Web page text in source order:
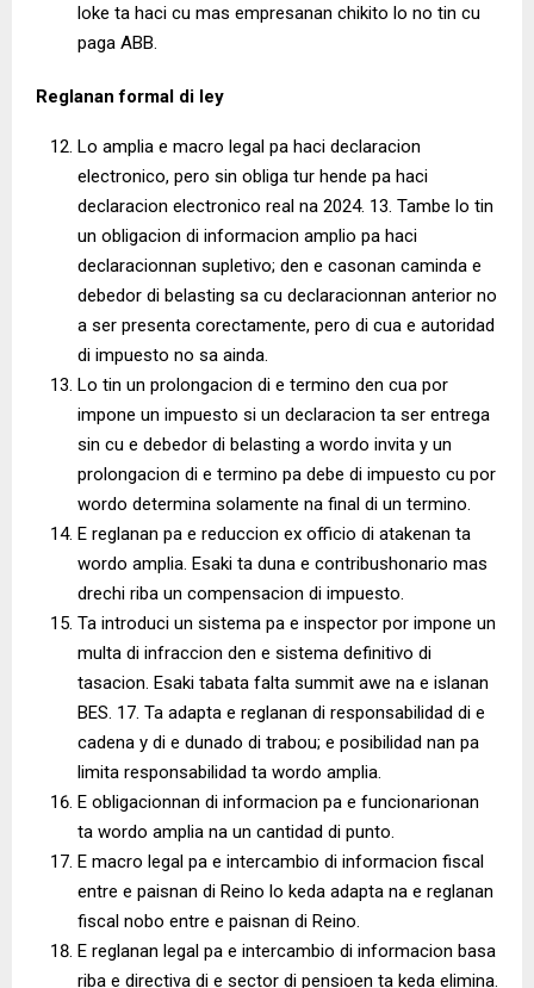
loke ta haci cu mas empresanan chikito lo no tin cu
paga ABB.
Reglanan formal di ley
Lo amplia e macro legal pa haci declaracion
electronico, pero sin obliga tur hende pa haci
declaracion electronico real na 2024. 13. Tambe lo tin
un obligacion di informacion amplio pa haci
declaracionnan supletivo; den e casonan caminda e
debedor di belasting sa cu declaracionnan anterior no
a ser presenta corectamente, pero di cua e autoridad
di impuesto no sa ainda.
Lo tin un prolongacion di e termino den cua por
impone un impuesto si un declaracion ta ser entrega
sin cu e debedor di belasting a wordo invita y un
prolongacion di e termino pa debe di impuesto cu por
wordo determina solamente na final di un termino.
E reglanan pa e reduccion ex officio di atakenan ta
wordo amplia. Esaki ta duna e contribushonario mas
drechi riba un compensacion di impuesto.
Ta introduci un sistema pa e inspector por impone un
multa di infraccion den e sistema definitivo di
tasacion. Esaki tabata falta summit awe na e islanan
BES. 17. Ta adapta e reglanan di responsabilidad di e
cadena y di e dunado di trabou; e posibilidad nan pa
limita responsabilidad ta wordo amplia.
E obligacionnan di informacion pa e funcionarionan
ta wordo amplia na un cantidad di punto.
E macro legal pa e intercambio di informacion fiscal
entre e paisnan di Reino lo keda adapta na e reglanan
fiscal nobo entre e paisnan di Reino.
E reglanan legal pa e intercambio di informacion basa
riba e directiva di e sector di pensioen ta keda elimina.